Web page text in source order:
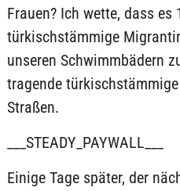
Frauen? Ich wette, dass es
türkischstämmige
unseren Schwimmbädern
tragende
Straßen.
___STEADY_PAYWALL___
Einige Tage später, der